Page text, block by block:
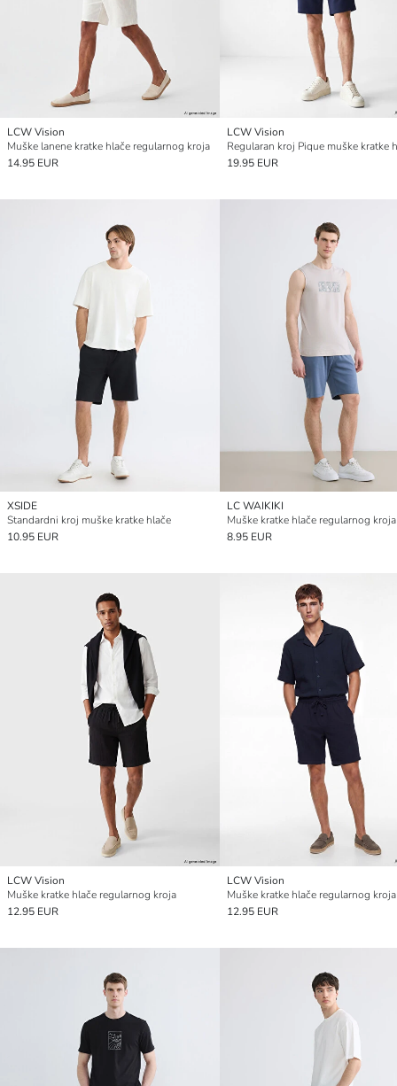
LCW Vision
Muške lanene kratke hlače regularnog kroja
14.95 EUR
LCW Vision
Regularan kroj Pique muške kratke
19.95 EUR
XSIDE
Standardni kroj muške kratke hlače
10.95 EUR
LC WAIKIKI
Muške kratke hlače regularnog kroja
8.95 EUR
LCW Vision
Muške kratke hlače regularnog kroja
12.95 EUR
LCW Vision
Muške kratke hlače regularnog kroja
12.95 EUR